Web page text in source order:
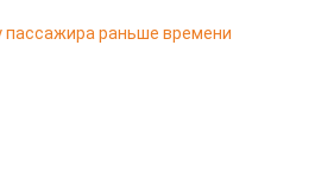
пассажира раньше времени